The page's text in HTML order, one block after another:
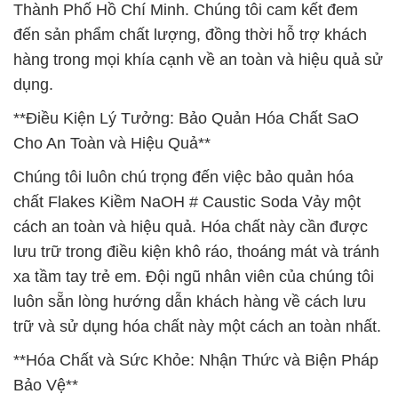
Thành Phố Hồ Chí Minh. Chúng tôi cam kết đem
đến sản phẩm chất lượng, đồng thời hỗ trợ khách
hàng trong mọi khía cạnh về an toàn và hiệu quả sử
dụng.
**Điều Kiện Lý Tưởng: Bảo Quản Hóa Chất SaO
Cho An Toàn và Hiệu Quả**
Chúng tôi luôn chú trọng đến việc bảo quản hóa
chất Flakes Kiềm NaOH # Caustic Soda Vảy một
cách an toàn và hiệu quả. Hóa chất này cần được
lưu trữ trong điều kiện khô ráo, thoáng mát và tránh
xa tầm tay trẻ em. Đội ngũ nhân viên của chúng tôi
luôn sẵn lòng hướng dẫn khách hàng về cách lưu
trữ và sử dụng hóa chất này một cách an toàn nhất.
**Hóa Chất và Sức Khỏe: Nhận Thức và Biện Pháp
Bảo Vệ**